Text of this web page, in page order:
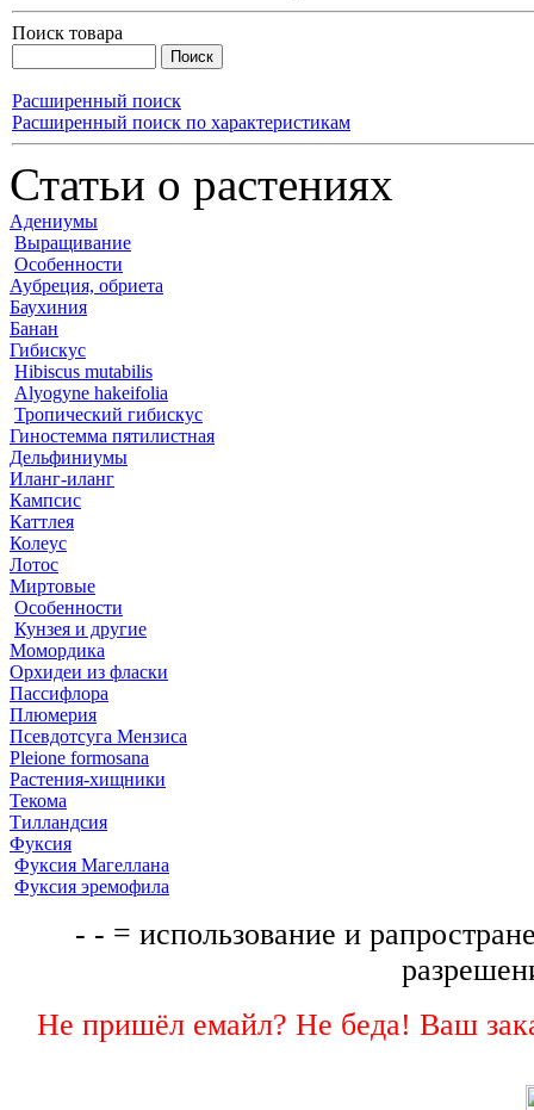
Поиск товара
Расширенный поиск
Расширенный поиск по характеристикам
Статьи о растениях
Адениумы
Выращивание
Особенности
Аубреция, обриета
Баухиния
Банан
Гибискус
Hibiscus mutabilis
Alyogyne hakeifolia
Тропический гибискус
Гиностемма пятилистная
Дельфиниумы
Иланг-иланг
Кампсис
Каттлея
Колеус
Лотос
Миртовые
Особенности
Кунзея и другие
Момордика
Орхидеи из фласки
Пассифлора
Плюмерия
Псевдотсуга Мензиса
Pleione formosana
Растения-хищники
Текома
Тилландсия
Фуксия
Фуксия Магеллана
Фуксия эремофила
- - = использование и
Не пришёл емайл? Не беда! Ваш